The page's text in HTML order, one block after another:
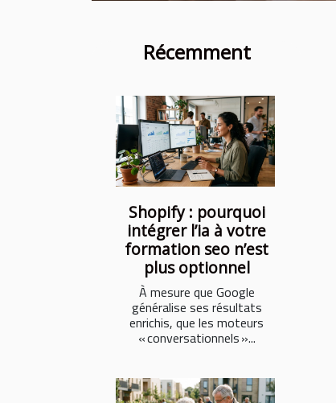
Récemment
Shopify : pourquoi
intégrer l’ia à votre
formation seo n’est
plus optionnel
À mesure que Google
généralise ses résultats
enrichis, que les moteurs
« conversationnels »...